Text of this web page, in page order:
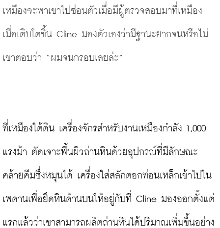
เหมืองจะพาเขาไปซ่อนตัวเมื่อมีผู้ตรวจสอบมาที่เหมือง
เมื่อเติบโตขึ้น Cline มองตัวเองว่ามีฐานะยากจนหรือไม่
เขาตอบว่า “ผมจนกรอบเลยล่ะ”
ที่เหมืองใต้ดิน เครื่องจักรสำหรับงานเหมืองกำลัง 1,000
แรงม้า ตัดเจาะพื้นผิวถ่านหินด้วยอุปกรณ์ที่มีลักษณะ
คล้ายคีมซึ่งหมุนได้ เครื่องใส่สลักตอกท่อนเหล็กเข้าไปใน
เพดานเพื่อยึดหินด้านบนให้อยู่กับที่ Cline มองออกตั้งแต่
แรกแล้วว่าเขาสามารถผลิตถ่านหินได้ปริมาณเพิ่มขึ้นอย่าง